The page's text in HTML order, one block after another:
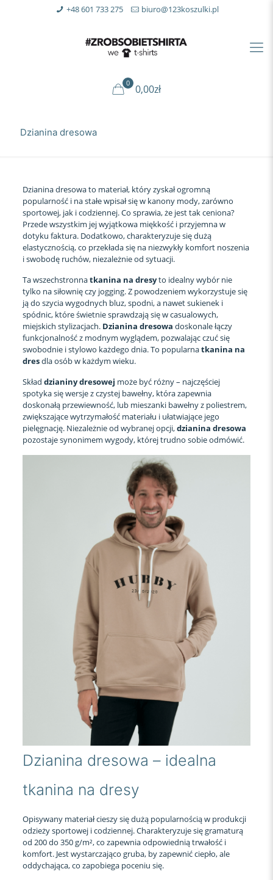
+48 601 733 275 biuro@123koszulki.pl
0 0,00zł
Dzianina dresowa
Dzianina dresowa to materiał, który zyskał ogromną
popularność i na stałe wpisał się w kanony mody, zarówno
sportowej, jak i codziennej. Co sprawia, że jest tak ceniona?
Przede wszystkim jej wyjątkowa miękkość i przyjemna w
dotyku faktura. Dodatkowo, charakteryzuje się dużą
elastycznością, co przekłada się na niezwykły komfort noszenia
i swobodę ruchów, niezależnie od sytuacji.
Ta wszechstronnatkanina na dresyto idealny wybór nie
tylko na siłownię czy jogging. Z powodzeniem wykorzystuje się
ją do szycia wygodnych bluz, spodni, a nawet sukienek i
spódnic, które świetnie sprawdzają się w casualowych,
miejskich stylizacjach. Dzianina dresowa doskonale łączy
funkcjonalność z modnym wyglądem, pozwalając czuć się
swobodnie i stylowo każdego dnia. To popularnatkanina na
dresdla osób w każdym wieku.
Skład dzianiny dresowej może być różny – najczęściej
spotyka się wersje z czystej bawełny, która zapewnia
doskonałą przewiewność, lub mieszanki bawełny z poliestrem,
zwiększające wytrzymałość materiału i ułatwiające jego
pielęgnację. Niezależnie od wybranej opcji,dzianina dresowa
pozostaje synonimem wygody, której trudno sobie odmówić.
Dzianina dresowa – idealna
tkanina na dresy
Opisywany materiał cieszy się dużą popularnością w produkcji
odzieży sportowej i codziennej. Charakteryzuje się gramaturą
od 200 do 350 g/m², co zapewnia odpowiednią trwałość i
komfort. Jest wystarczająco gruba, by zapewnić ciepło, ale
oddychająca, co zapobiega poceniu się.